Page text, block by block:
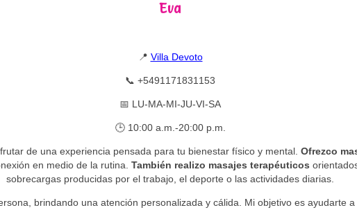
Eva
📍 Villa Devoto
📞 +5491171831153
📅 LU-MA-MI-JU-VI-SA
🕒 10:00 a.m.-20:00 p.m.
de una experiencia pensada para tu bienestar físico y mental. Ofrezco
en medio de la rutina. También realizo masajes terapéuticos
sobrecargas producidas por el trabajo, el deporte o las actividades diarias.
brindando una atención personalizada y cálida. Mi objetivo es ayudarte